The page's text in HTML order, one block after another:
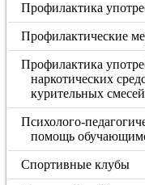
Профилактика
Профилактические
Профилактика
наркотических
курительных смесей
Психолого-
помощь
Спортивные клубы